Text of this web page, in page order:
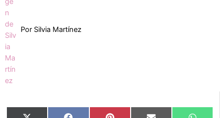
Por Silvia Martínez